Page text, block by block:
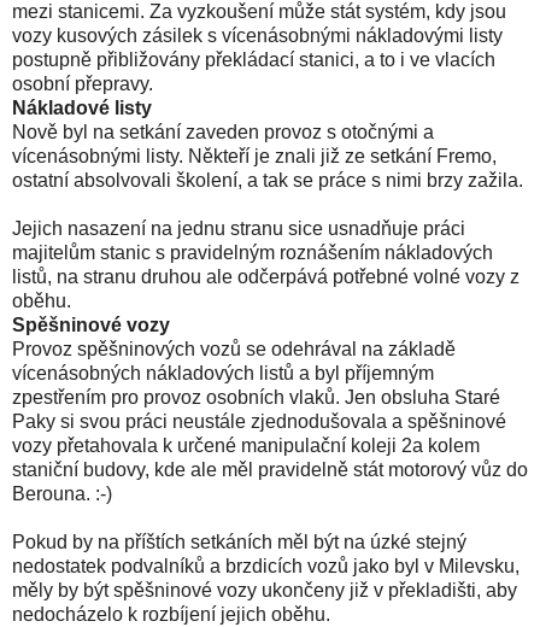
mezi stanicemi. Za vyzkoušení může stát systém, kdy jsou
vozy kusových zásilek s vícenásobnými nákladovými listy
postupně přibližovány překládací stanici, a to i ve vlacích
osobní přepravy.
Nákladové listy
Nově byl na setkání zaveden provoz s otočnými a
vícenásobnými listy. Někteří je znali již ze setkání Fremo,
ostatní absolvovali školení, a tak se práce s nimi brzy zažila.
Jejich nasazení na jednu stranu sice usnadňuje práci
majitelům stanic s pravidelným roznášením nákladových
listů, na stranu druhou ale odčerpává potřebné volné vozy z
oběhu.
Spěšninové vozy
Provoz spěšninových vozů se odehrával na základě
vícenásobných nákladových listů a byl příjemným
zpestřením pro provoz osobních vlaků. Jen obsluha Staré
Paky si svou práci neustále zjednodušovala a spěšninové
vozy přetahovala k určené manipulační koleji 2a kolem
staniční budovy, kde ale měl pravidelně stát motorový vůz do
Berouna. :-)
Pokud by na příštích setkáních měl být na úzké stejný
nedostatek podvalníků a brzdicích vozů jako byl v Milevsku,
měly by být spěšninové vozy ukončeny již v překladišti, aby
nedocházelo k rozbíjení jejich oběhu.